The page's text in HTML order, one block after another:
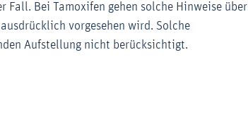
Bei Tamoxifen gehen solche Hinweise über
vorgesehen wird. Solche
Aufstellung nicht berücksichtigt.